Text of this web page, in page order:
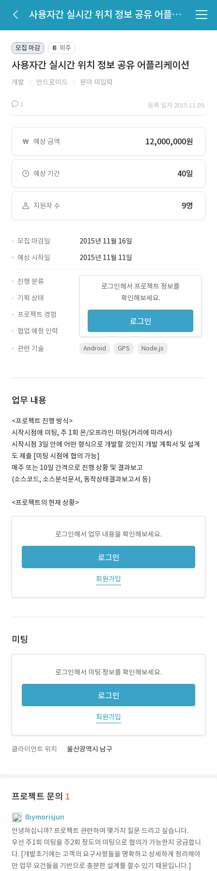
사용자간 실시간 위치 정보 공유 어플리케이션
모집 마감 📔 외주
사용자간 실시간 위치 정보 공유 어플리케이션
개발 안드로이드 분야 미입력
1 등록 일자 2015.11.09.
예상 금액 12,000,000원
예상 기간 40일
지원자 수 9명
모집 마감일
2015년 11월 16일
예상 시작일
2015년 11월 11일
로그인해서 프로젝트 정보를
확인해보세요.
로그인
진행 분류
기획 상태
프로젝트 경험
협업 예정 인력
관련 기술
Android GPS Node.js
업무 내용
<프로젝트 진행 방식>
시작시점에 미팅, 주 1회 온/오프라인 미팅(거리에 따라서)
시작시점 3일 안에 어떤 형식으로 개발할 것인지 개발 계획서 및 설계
도 제출 [미팅 시점에 협의 가능]
매주 또는 10일 간격으로 진행 상황 및 결과보고
(소스코드, 소스분석문서, 동작상태결과보고서 등)
<프로젝트의 현재 상황>
로그인해서 업무 내용을 확인해보세요.
로그인
회원가입
미팅
로그인해서 미팅 정보를 확인해보세요.
로그인
회원가입
클라이언트 위치 울산광역시 남구
프로젝트 문의 1
lbymorisjun
안녕하십니까? 프로젝트 관련하여 몇가지 질문 드리고 싶습니다.
우선 주1회 미팅을 주2회 정도의 미팅으로 협의가 가능한지 궁금합니
다. [개발초기에는 고객의 요구사항들을 명확하고 상세하게 정리해야
만 업무 요건들을 기반으로 충분한 설계를 할수 있기 때문입니다.]